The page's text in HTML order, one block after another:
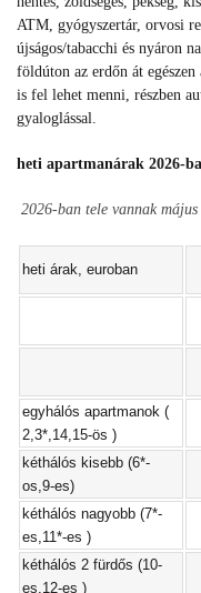
ATM, gyógyszertár, orvosi
újságos/tabacchi és nyáron
földúton az erdőn át
is fel lehet menni, részben
gyaloglással.
heti apartmanárak 2026-
2026-ban tele vannak
heti árak, euroban
egyhálós apartmanok (
2,3*,14,15-ös )
kéthálós kisebb (6*-
os,9-es)
kéthálós nagyobb (7*-
es,11*-es )
kéthálós 2 fürdős (10-
es,12-es )